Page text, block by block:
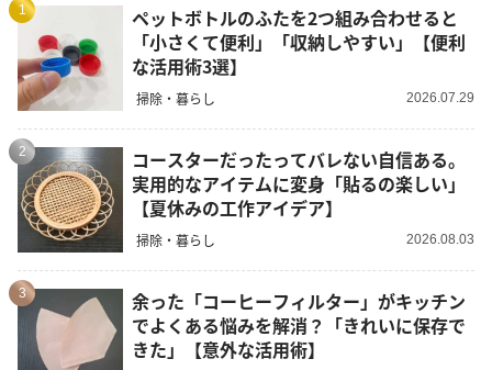
1
ペットボトルのふたを2つ組み合わせると
「小さくて便利」「収納しやすい」【便利
な活用術3選】
掃除・暮らし 2026.07.29
2
コースターだったってバレない自信ある。
実用的なアイテムに変身「貼るの楽しい」
【夏休みの工作アイデア】
掃除・暮らし 2026.08.03
3
余った「コーヒーフィルター」がキッチン
でよくある悩みを解消？「きれいに保存で
きた」【意外な活用術】